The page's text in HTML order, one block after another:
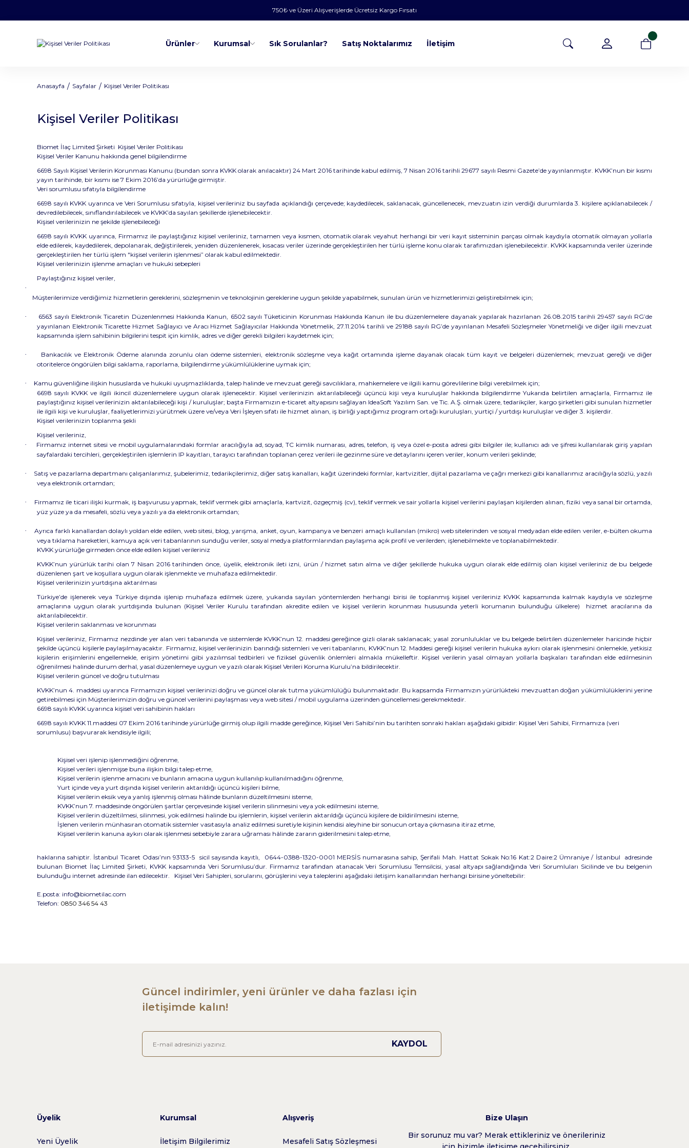
750₺ ve Üzeri Alışverişlerde Ücretsiz Kargo Fırsatı
Ürünler Kurumsal Sık Sorulanlar? Satış Noktalarımız İletişim
Anasayfa Sayfalar Kişisel Veriler Politikası
Kişisel Veriler Politikası
Biomet İlaç Limited Şirketi Kişisel Veriler Politikası
Kişisel Veriler Kanunu hakkında genel bilgilendirme
6698 Sayılı Kişisel Verilerin Korunması Kanunu (bundan sonra KVKK olarak anılacaktır) 24 Mart 2016 tarihinde kabul edilmiş, 7 Nisan 2016 tarihli 29677 sayılı Resmi Gazete’de yayınlanmıştır. KVKK’nun bir kısmı
yayın tarihinde, bir kısmı ise 7 Ekim 2016’da yürürlüğe girmiştir.
Veri sorumlusu sıfatıyla bilgilendirme
6698 sayılı KVKK uyarınca ve Veri Sorumlusu sıfatıyla, kişisel verileriniz bu sayfada açıklandığı çerçevede; kaydedilecek, saklanacak, güncellenecek, mevzuatın izin verdiği durumlarda 3. kişilere açıklanabilecek /
devredilebilecek, sınıflandırılabilecek ve KVKK’da sayılan şekillerde işlenebilecektir.
Kişisel verilerinizin ne şekilde işlenebileceği
6698 sayılı KVKK uyarınca, Firmamız ile paylaştığınız kişisel verileriniz, tamamen veya kısmen, otomatik olarak veyahut herhangi bir veri kayıt sisteminin parçası olmak kaydıyla otomatik olmayan yollarla
elde edilerek, kaydedilerek, depolanarak, değiştirilerek, yeniden düzenlenerek, kısacası veriler üzerinde gerçekleştirilen her türlü işleme konu olarak tarafımızdan işlenebilecektir. KVKK kapsamında veriler üzerinde
gerçekleştirilen her türlü işlem "kişisel verilerin işlenmesi” olarak kabul edilmektedir.
Kişisel verilerinizin işlenme amaçları ve hukuki sebepleri
Paylaştığınız kişisel veriler,
·
Müşterilerimize verdiğimiz hizmetlerin gereklerini, sözleşmenin ve teknolojinin gereklerine uygun şekilde yapabilmek, sunulan ürün ve hizmetlerimizi geliştirebilmek için;
·
6563 sayılı Elektronik Ticaretin Düzenlenmesi Hakkında Kanun, 6502 sayılı Tüketicinin Korunması Hakkında Kanun ile bu düzenlemelere dayanak yapılarak hazırlanan 26.08.2015 tarihli 29457 sayılı RG’de
yayınlanan Elektronik Ticarette Hizmet Sağlayıcı ve Aracı Hizmet Sağlayıcılar Hakkında Yönetmelik, 27.11.2014 tarihli ve 29188 sayılı RG’de yayınlanan Mesafeli Sözleşmeler Yönetmeliği ve diğer ilgili mevzuat
kapsamında işlem sahibinin bilgilerini tespit için kimlik, adres ve diğer gerekli bilgileri kaydetmek için;
·
Bankacılık ve Elektronik Ödeme alanında zorunlu olan ödeme sistemleri, elektronik sözleşme veya kağıt ortamında işleme dayanak olacak tüm kayıt ve belgeleri düzenlemek; mevzuat gereği ve diğer
otoritelerce öngörülen bilgi saklama, raporlama, bilgilendirme yükümlülüklerine uymak için;
·
Kamu güvenliğine ilişkin hususlarda ve hukuki uyuşmazlıklarda, talep halinde ve mevzuat gereği savcılıklara, mahkemelere ve ilgili kamu görevlilerine bilgi verebilmek için;
6698 sayılı KVKK ve ilgili ikincil düzenlemelere uygun olarak işlenecektir. Kişisel verilerinizin aktarılabileceği üçüncü kişi veya kuruluşlar hakkında bilgilendirme Yukarıda belirtilen amaçlarla, Firmamız ile
paylaştığınız kişisel verilerinizin aktarılabileceği kişi / kuruluşlar; başta Firmamızın e-ticaret altyapısını sağlayan IdeaSoft Yazılım San. ve Tic. A.Ş. olmak üzere, tedarikçiler, kargo şirketleri gibi sunulan hizmetler
ile ilgili kişi ve kuruluşlar, faaliyetlerimizi yürütmek üzere ve/veya Veri İşleyen sıfatı ile hizmet alınan, iş birliği yaptığımız program ortağı kuruluşları, yurtiçi / yurtdışı kuruluşlar ve diğer 3. kişilerdir.
Kişisel verilerinizin toplanma şekli
Kişisel verileriniz,
·
Firmamız internet sitesi ve mobil uygulamalarındaki formlar aracılığıyla ad, soyad, TC kimlik numarası, adres, telefon, iş veya özel e-posta adresi gibi bilgiler ile; kullanıcı adı ve şifresi kullanılarak giriş yapılan
sayfalardaki tercihleri, gerçekleştirilen işlemlerin IP kayıtları, tarayıcı tarafından toplanan çerez verileri ile gezinme süre ve detaylarını içeren veriler, konum verileri şeklinde;
·
Satış ve pazarlama departmanı çalışanlarımız, şubelerimiz, tedarikçilerimiz, diğer satış kanalları, kağıt üzerindeki formlar, kartvizitler, dijital pazarlama ve çağrı merkezi gibi kanallarımız aracılığıyla sözlü, yazılı
veya elektronik ortamdan;
·
Firmamız ile ticari ilişki kurmak, iş başvurusu yapmak, teklif vermek gibi amaçlarla, kartvizit, özgeçmiş (cv), teklif vermek ve sair yollarla kişisel verilerini paylaşan kişilerden alınan, fiziki veya sanal bir ortamda,
yüz yüze ya da mesafeli, sözlü veya yazılı ya da elektronik ortamdan;
·
Ayrıca farklı kanallardan dolaylı yoldan elde edilen, web sitesi, blog, yarışma, anket, oyun, kampanya ve benzeri amaçlı kullanılan (mikro) web sitelerinden ve sosyal medyadan elde edilen veriler, e-bülten okuma
veya tıklama hareketleri, kamuya açık veri tabanlarının sunduğu veriler, sosyal medya platformlarından paylaşıma açık profil ve verilerden; işlenebilmekte ve toplanabilmektedir.
KVKK yürürlüğe girmeden önce elde edilen kişisel verileriniz
KVKK’nun yürürlük tarihi olan 7 Nisan 2016 tarihinden önce, üyelik, elektronik ileti izni, ürün / hizmet satın alma ve diğer şekillerde hukuka uygun olarak elde edilmiş olan kişisel verileriniz de bu belgede
düzenlenen şart ve koşullara uygun olarak işlenmekte ve muhafaza edilmektedir.
Kişisel verilerinizin yurtdışına aktarılması
Türkiye’de işlenerek veya Türkiye dışında işlenip muhafaza edilmek üzere, yukarıda sayılan yöntemlerden herhangi birisi ile toplanmış kişisel verileriniz KVKK kapsamında kalmak kaydıyla ve sözleşme
amaçlarına uygun olarak yurtdışında bulunan (Kişisel Veriler Kurulu tarafından akredite edilen ve kişisel verilerin korunması hususunda yeterli korumanın bulunduğu ülkelere) hizmet aracılarına da
aktarılabilecektir.
Kişisel verilerin saklanması ve korunması
Kişisel verileriniz, Firmamız nezdinde yer alan veri tabanında ve sistemlerde KVKK’nun 12. maddesi gereğince gizli olarak saklanacak; yasal zorunluluklar ve bu belgede belirtilen düzenlemeler haricinde hiçbir
şekilde üçüncü kişilerle paylaşılmayacaktır. Firmamız, kişisel verilerinizin barındığı sistemleri ve veri tabanlarını, KVKK’nun 12. Maddesi gereği kişisel verilerin hukuka aykırı olarak işlenmesini önlemekle, yetkisiz
kişilerin erişimlerini engellemekle, erişim yönetimi gibi yazılımsal tedbirleri ve fiziksel güvenlik önlemleri almakla mükelleftir. Kişisel verilerin yasal olmayan yollarla başkaları tarafından elde edilmesinin
öğrenilmesi halinde durum derhal, yasal düzenlemeye uygun ve yazılı olarak Kişisel Verileri Koruma Kurulu’na bildirilecektir.
Kişisel verilerin güncel ve doğru tutulması
KVKK’nun 4. maddesi uyarınca Firmamızın kişisel verilerinizi doğru ve güncel olarak tutma yükümlülüğü bulunmaktadır. Bu kapsamda Firmamızın yürürlükteki mevzuattan doğan yükümlülüklerini yerine
getirebilmesi için Müşterilerimizin doğru ve güncel verilerini paylaşması veya web sitesi / mobil uygulama üzerinden güncellemesi gerekmektedir.
6698 sayılı KVKK uyarınca kişisel veri sahibinin hakları
6698 sayılı KVKK 11.maddesi 07 Ekim 2016 tarihinde yürürlüğe girmiş olup ilgili madde gereğince, Kişisel Veri Sahibi’nin bu tarihten sonraki hakları aşağıdaki gibidir: Kişisel Veri Sahibi, Firmamıza (veri
sorumlusu) başvurarak kendisiyle ilgili;
Kişisel veri işlenip işlenmediğini öğrenme,
Kişisel verileri işlenmişse buna ilişkin bilgi talep etme,
Kişisel verilerin işlenme amacını ve bunların amacına uygun kullanılıp kullanılmadığını öğrenme,
Yurt içinde veya yurt dışında kişisel verilerin aktarıldığı üçüncü kişileri bilme,
Kişisel verilerin eksik veya yanlış işlenmiş olması hâlinde bunların düzeltilmesini isteme,
KVKK’nun 7. maddesinde öngörülen şartlar çerçevesinde kişisel verilerin silinmesini veya yok edilmesini isteme,
Kişisel verilerin düzeltilmesi, silinmesi, yok edilmesi halinde bu işlemlerin, kişisel verilerin aktarıldığı üçüncü kişilere de bildirilmesini isteme,
İşlenen verilerin münhasıran otomatik sistemler vasıtasıyla analiz edilmesi suretiyle kişinin kendisi aleyhine bir sonucun ortaya çıkmasına itiraz etme,
Kişisel verilerin kanuna aykırı olarak işlenmesi sebebiyle zarara uğraması hâlinde zararın giderilmesini talep etme,
haklarına sahiptir. İstanbul Ticaret Odası’nın 93133-5 sicil sayısında kayıtlı, 0644-0388-1320-0001 MERSİS numarasına sahip,Şerifali Mah. Hattat Sokak No:16 Kat:2 Daire:2 Ümraniye / İstanbul adresinde
bulunan Biomet İlaç Limited Şirketi, KVKK kapsamında Veri Sorumlusu’dur. Firmamız tarafından atanacak Veri Sorumlusu Temsilcisi, yasal altyapı sağlandığında Veri Sorumluları Sicilinde ve bu belgenin
bulunduğu internet adresinde ilan edilecektir. Kişisel Veri Sahipleri, sorularını, görüşlerini veya taleplerini aşağıdaki iletişim kanallarından herhangi birisine yöneltebilir:
E.posta: info@biometilac.com
Telefon: 0850 346 54 43
Güncel indirimler, yeni ürünler ve daha fazlası için
iletişimde kalın!
KAYDOL
Üyelik
Yeni Üyelik
Kurumsal
İletişim Bilgilerimiz
Alışveriş
Mesafeli Satış Sözleşmesi
Bize Ulaşın
Bir sorunuz mu var? Merak ettikleriniz ve önerileriniz